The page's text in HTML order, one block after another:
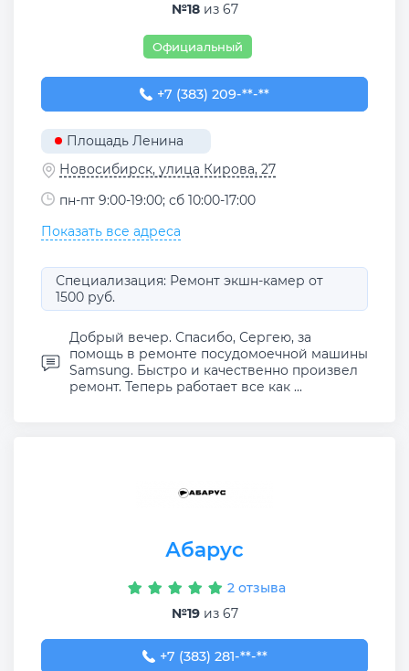
№18из 67
Официальный
+7 (383) 209-02-30
+7 (383) 209-**-**
Площадь Ленина
Новосибирск, улица Кирова, 27
пн-пт 9:00-19:00; сб 10:00-17:00
Показать все адреса
Специализация: Ремонт экшн-камер от
1500 руб.
Добрый вечер. Спасибо, Сергею, за
помощь в ремонте посудомоечной машины
Samsung. Быстро и качественно произвел
ремонт. Теперь работает все как ...
Абарус
2 отзыва
№19из 67
+7 (383) 281-99-01
+7 (383) 281-**-**